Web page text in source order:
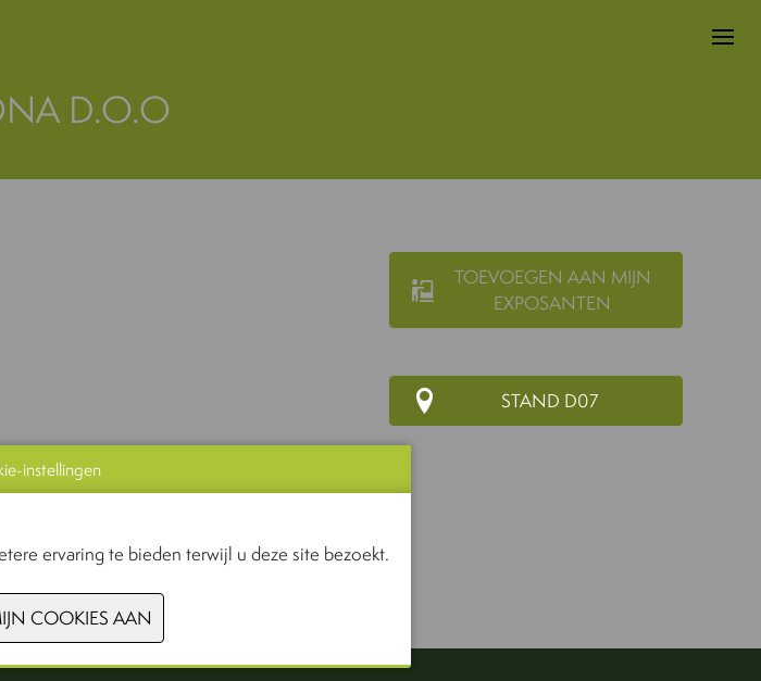
D.O.O
TOEVOEGEN AAN MIJN
EXPOSANTEN
STAND D07
instellingen
ervaring te bieden terwijl u deze site bezoekt.